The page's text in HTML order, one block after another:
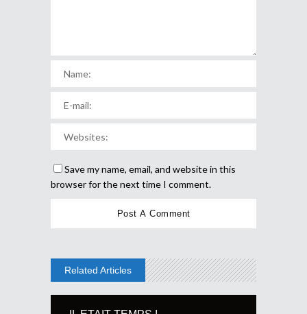
Save my name, email, and website in this
browser for the next time I comment.
Related Articles